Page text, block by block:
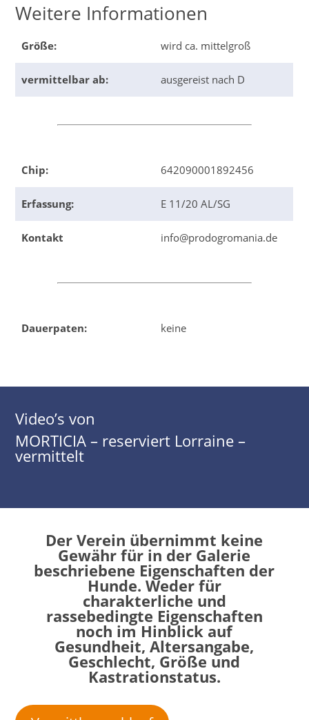
Weitere Informationen
Größe: wird ca. mittelgroß
vermittelbar ab: ausgereist nach D
Chip: 642090001892456
Erfassung: E 11/20 AL/SG
Kontakt info@prodogromania.de
Dauerpaten: keine
Video’s von
MORTICIA – reserviert Lorraine –
vermittelt
Der Verein übernimmt keine
Gewähr für in der Galerie
beschriebene Eigenschaften der
Hunde. Weder für
charakterliche und
rassebedingte Eigenschaften
noch im Hinblick auf
Gesundheit, Altersangabe,
Geschlecht, Größe und
Kastrationstatus.